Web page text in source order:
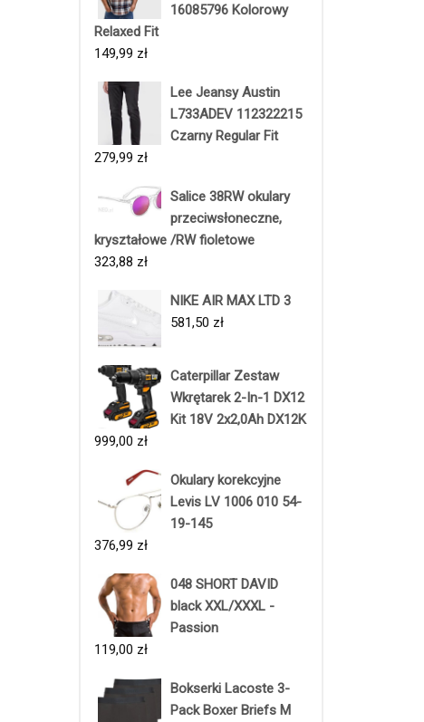
16085796 Kolorowy
Relaxed Fit
149,99 zł
Lee Jeansy Austin
L733ADEV 112322215
Czarny Regular Fit
279,99 zł
Salice 38RW okulary
przeciwsłoneczne,
kryształowe /RW fioletowe
323,88 zł
NIKE AIR MAX LTD 3
581,50 zł
Caterpillar Zestaw
Wkrętarek 2-In-1 DX12
Kit 18V 2x2,0Ah DX12K
999,00 zł
Okulary korekcyjne
Levis LV 1006 010 54-
19-145
376,99 zł
048 SHORT DAVID
black XXL/XXXL -
Passion
119,00 zł
Bokserki Lacoste 3-
Pack Boxer Briefs M